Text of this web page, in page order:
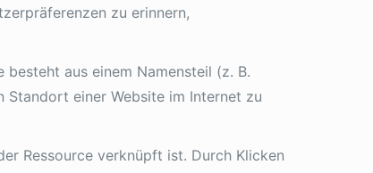
zu erinnern,
aus einem Namensteil (z. B.
Standort einer Website im Internet zu
Ressource verknüpft ist. Durch Klicken